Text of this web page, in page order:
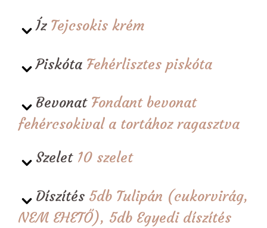
Íz Tejcsokis krém
Piskóta Fehérlisztes piskóta
Bevonat Fondant bevonat
fehércsokival a tortához ragasztva
Szelet 10 szelet
Díszítés 5db Tulipán (cukorvirág,
NEM EHETŐ), 5db Egyedi díszítés